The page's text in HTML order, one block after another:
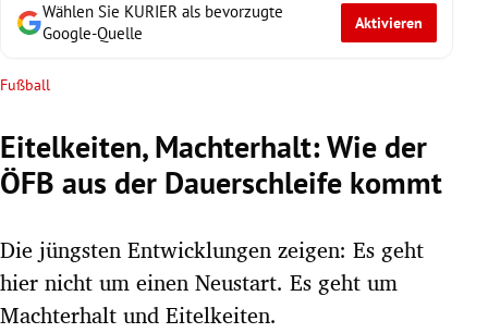
Untermenü
Wählen Sie KURIER als bevorzugte
Google-Quelle
Aktivieren
Fußball
Eitelkeiten, Machterhalt: Wie der
ÖFB aus der Dauerschleife kommt
Die jüngsten Entwicklungen zeigen: Es geht
hier nicht um einen Neustart. Es geht um
Machterhalt und Eitelkeiten.